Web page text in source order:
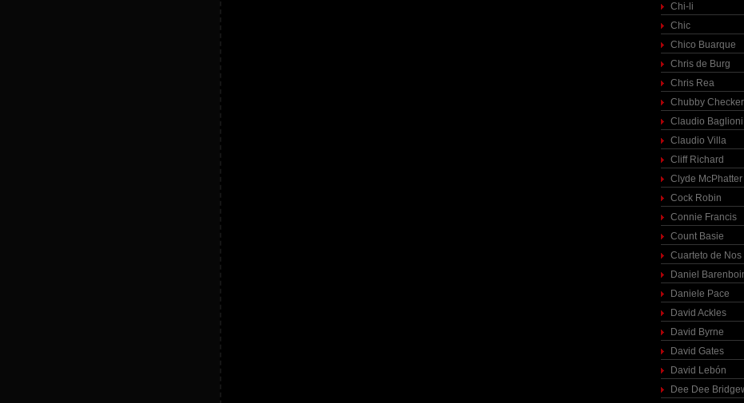
Chi-li
Chic
Chico Buarque
Chris de Burg
Chris Rea
Chubby Checker
Claudio Baglioni
Claudio Villa
Cliff Richard
Clyde McPhatter
Cock Robin
Connie Francis
Count Basie
Cuarteto de Nos
Daniel
Daniele Pace
David Ackles
David Byrne
David Gates
David Lebón
Dee Dee